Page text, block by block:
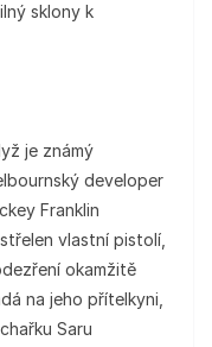
sklony k
je známý
developer
Franklin
vlastní pistolí,
okamžitě
na jeho přítelkyni,
Saru